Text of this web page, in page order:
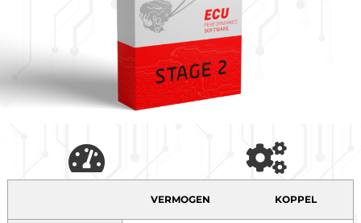
VERMOGEN KOPPEL